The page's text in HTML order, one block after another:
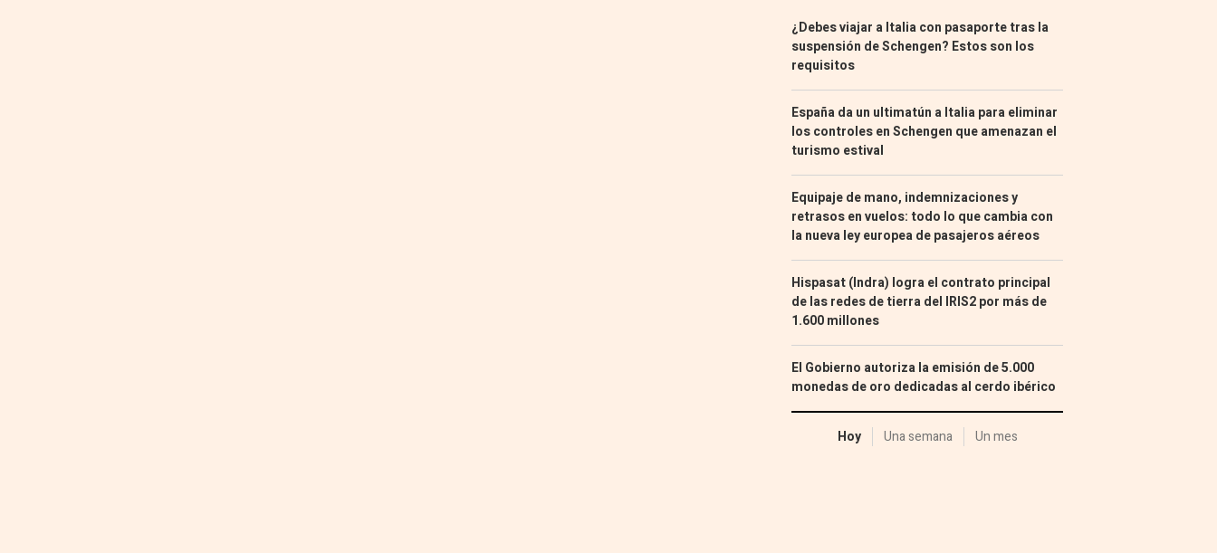
¿Debes viajar a Italia con pasaporte tras la
suspensión de Schengen? Estos son los
requisitos
España da un ultimatún a Italia para eliminar
los controles en Schengen que amenazan el
turismo estival
Equipaje de mano, indemnizaciones y
retrasos en vuelos: todo lo que cambia con
la nueva ley europea de pasajeros aéreos
Hispasat (Indra) logra el contrato principal
de las redes de tierra del IRIS2 por más de
1.600 millones
El Gobierno autoriza la emisión de 5.000
monedas de oro dedicadas al cerdo ibérico
Hoy Una semana Un mes